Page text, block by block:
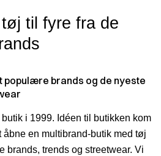
til fyre fra de
populære brands og de nyeste
i 1999. Idéen til butikken kom
åbne en multibrand-butik med tøj
brands, trends og streetwear. Vi